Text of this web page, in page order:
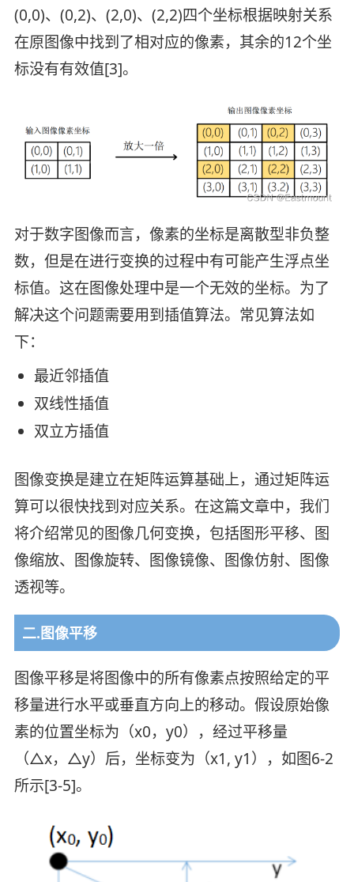
(0,0)、(0,2)、(2,0)、(2,2)四个坐标根据映射关系
在原图像中找到了相对应的像素，其余的12个坐
标没有有效值[3]。
对于数字图像而言，像素的坐标是离散型非负整
数，但是在进行变换的过程中有可能产生浮点坐
标值。这在图像处理中是一个无效的坐标。为了
解决这个问题需要用到插值算法。常见算法如
下：
最近邻插值
双线性插值
双立方插值
图像变换是建立在矩阵运算基础上，通过矩阵运
算可以很快找到对应关系。在这篇文章中，我们
将介绍常见的图像几何变换，包括图形平移、图
像缩放、图像旋转、图像镜像、图像仿射、图像
透视等。
二.图像平移
图像平移是将图像中的所有像素点按照给定的平
移量进行水平或垂直方向上的移动。假设原始像
素的位置坐标为（x0，y0），经过平移量
（△x，△y）后，坐标变为（x1, y1），如图6-2
所示[3-5]。